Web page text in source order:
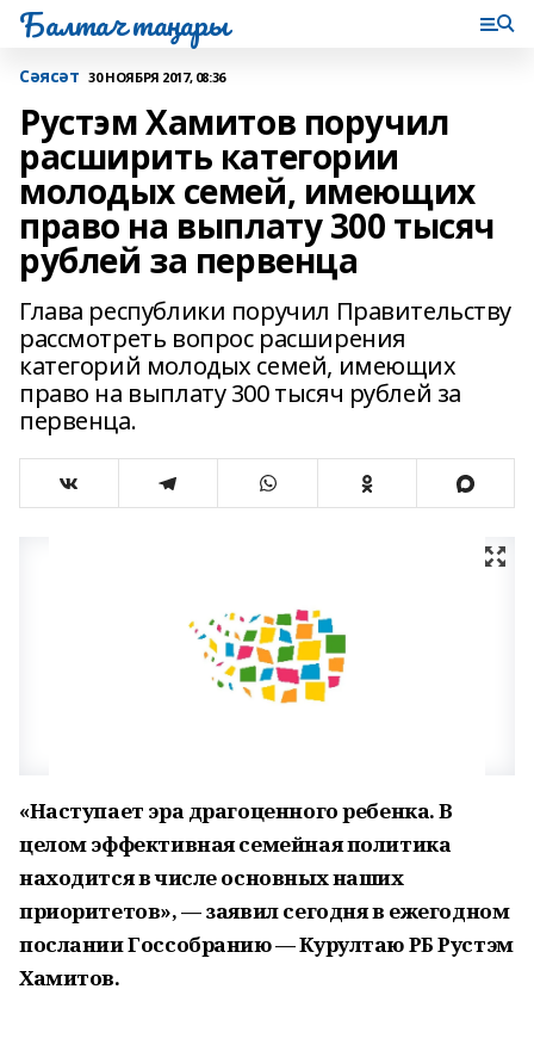
Балтач таңнары
Сәясәт 30 НОЯБРЯ 2017, 08:36
Рустэм Хамитов поручил
расширить категории
молодых семей, имеющих
право на выплату 300 тысяч
рублей за первенца
Глава республики поручил Правительству
рассмотреть вопрос расширения
категорий молодых семей, имеющих
право на выплату 300 тысяч рублей за
первенца.
«Наступает эра драгоценного ребенка. В
целом эффективная семейная политика
находится в числе основных наших
приоритетов», — заявил сегодня в ежегодном
послании Госсобранию — Курултаю РБ Рустэм
Хамитов.